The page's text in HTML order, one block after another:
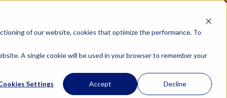
of our website, cookies that optimize the performance. To
A single cookie will be used in your browser to remember your
Settings Accept Decline